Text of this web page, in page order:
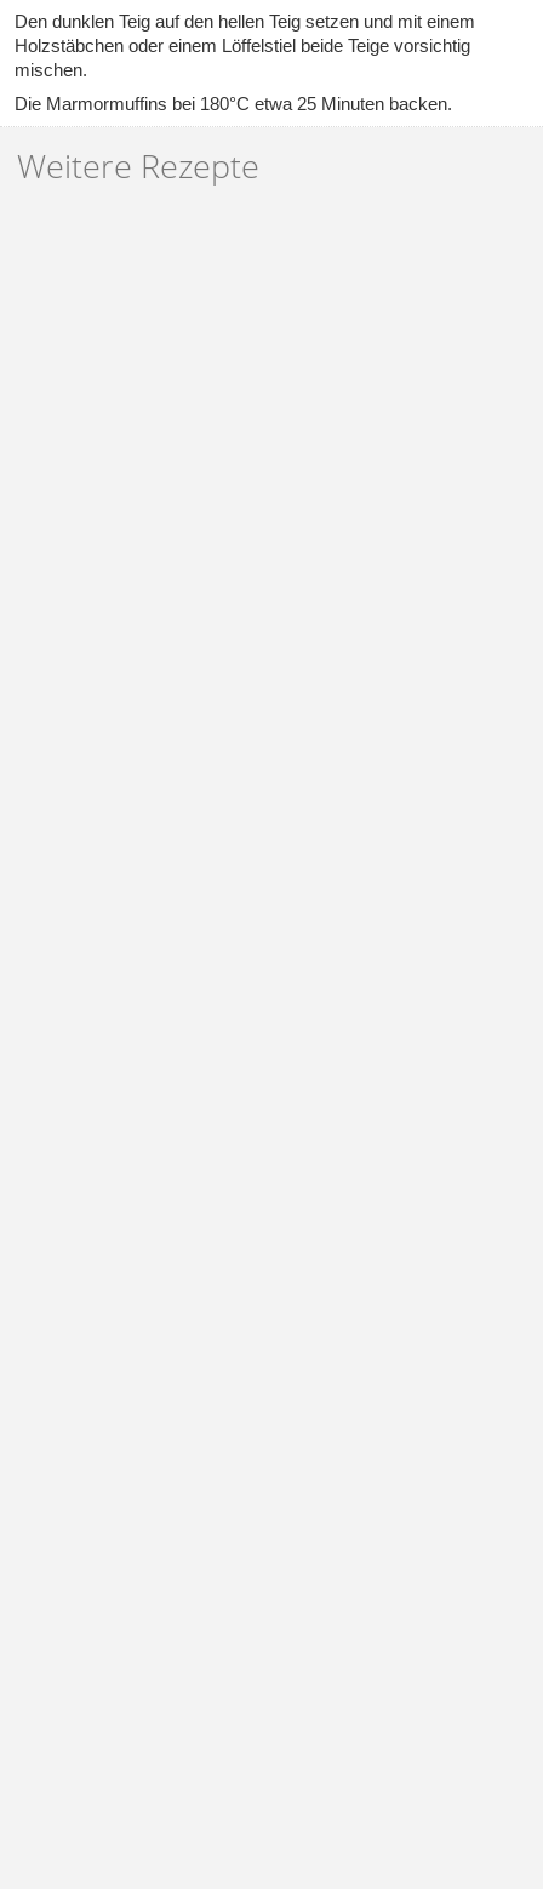
Den dunklen Teig auf den hellen Teig setzen und mit einem
Holzstäbchen oder einem Löffelstiel beide Teige vorsichtig
mischen.
Die Marmormuffins bei 180°C etwa 25 Minuten backen.
Weitere Rezepte